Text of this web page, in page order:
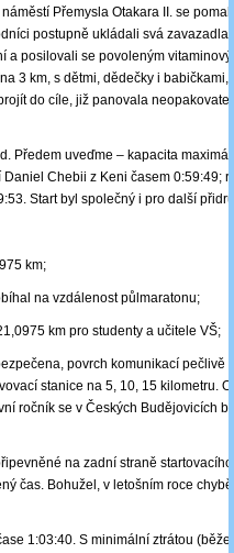
Přemysla Otakara II. se
postupně ukládali svá zavazadla
a posilovali se povoleným
3 km, s dětmi, dědečky i babičkami,
do cíle, již panovala
Předem uveďme – kapacita
Chebii z Keni časem 0:59:49;
Start byl společný i pro další
km;
na vzdálenost půlmaratonu;
km pro studenty a učitele VŠ;
povrch komunikací pečlivě
stanice na 5, 10, 15 kilometru.
ročník se v Českých Budějovicích
na zadní straně
čas. Bohužel, v letošním roce
1:03:40. S minimální ztrátou